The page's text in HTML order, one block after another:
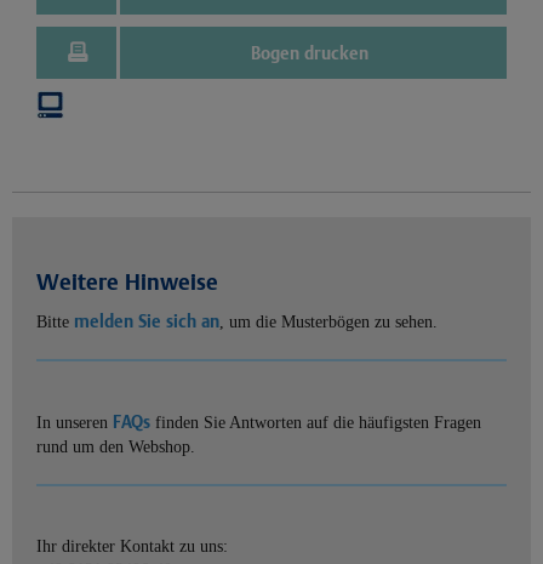
Bogen drucken
Weitere Hinweise
Bitte melden Sie sich an, um die Musterbögen zu sehen.
In unseren FAQs finden Sie Antworten auf die häufigsten Fragen
rund um den Webshop.
Ihr direkter Kontakt zu uns: